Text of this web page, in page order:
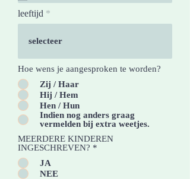
u
r
leeftijd
Hoe wens je aangesproken te worden?
Zij / Haar
Hij / Hem
Hen / Hun
Indien nog anders graag
vermelden bij extra weetjes.
MEERDERE KINDEREN
INGESCHREVEN? *
JA
NEE